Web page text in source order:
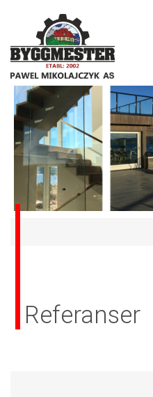
Referanser